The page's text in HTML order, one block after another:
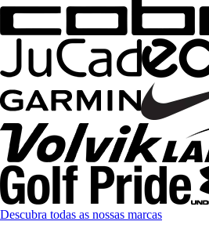
Descubra todas as nossas marcas